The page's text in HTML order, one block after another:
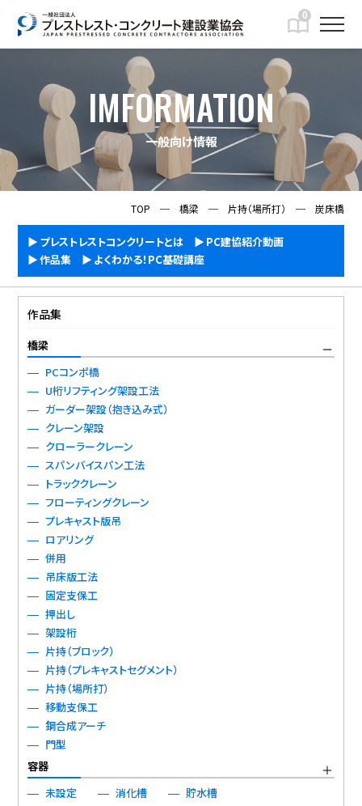
0
IMFORMATION
一般向け情報
TOP ─ 橋梁 ─ 片持（場所打） ─ 炭床橋
プレストレストコンクリートとは
PC建協紹介動画
作品集
よくわかる！PC基礎講座
作品集
橋梁
PCコンポ橋
U桁リフティング架設工法
ガーダー架設（抱き込み式）
クレーン架設
クローラークレーン
スパンバイスパン工法
トラッククレーン
フローティングクレーン
プレキャスト版吊
ロアリング
併用
吊床版工法
固定支保工
押出し
架設桁
片持（ブロック）
片持（プレキャストセグメント）
片持（場所打）
移動支保工
鋼合成アーチ
門型
容器
未設定
消化槽
貯水槽